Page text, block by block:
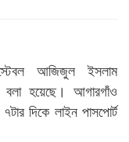
আজিজুল ইসলাম
হয়েছে। আগারগাঁও
দিকে লাইন পাসপোর্ট